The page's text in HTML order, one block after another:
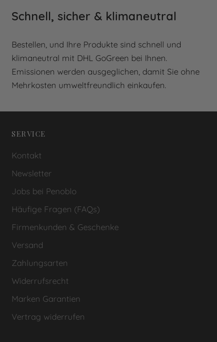
Schnell, sicher & klimaneutral
Bestellen, und Ihre Produkte sind schnell und
klimaneutral mit DHL GoGreen bei Ihnen.
Emissionen werden ausgeglichen, damit Sie ohne
Mehrkosten umweltfreundlich einkaufen.
SERVICE
Kontakt
Newsletter
Jobs bei Penoblo
Häufige Fragen (FAQs)
Firmenkunden & Geschenke
Versand
Zahlungsarten
Widerrufsrecht
Marken Garantien
Vertrag widerrufen